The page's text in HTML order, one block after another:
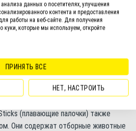
содержат важные витамины
и не могут стать источником
Cichlid Colour Pellets с
(плавающие палочки) также
Они содержат отборные животные
данных о посетителях, улучшения
контента и предоставления
работы на веб-сайте. Для получения
куки, которые мы используем, откройте
ПРИНЯТЬ ВСЕ
НЕТ, НАСТРОИТЬ